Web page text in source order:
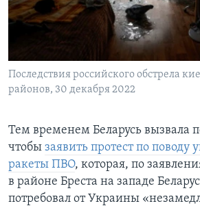
Последствия российского обстрела
районов, 30 декабря 2022
Тем временем Беларусь вызвала
чтобы заявить протест по поводу
ракеты ПВО, которая, по
в районе Бреста на западе
потребовал от Украины